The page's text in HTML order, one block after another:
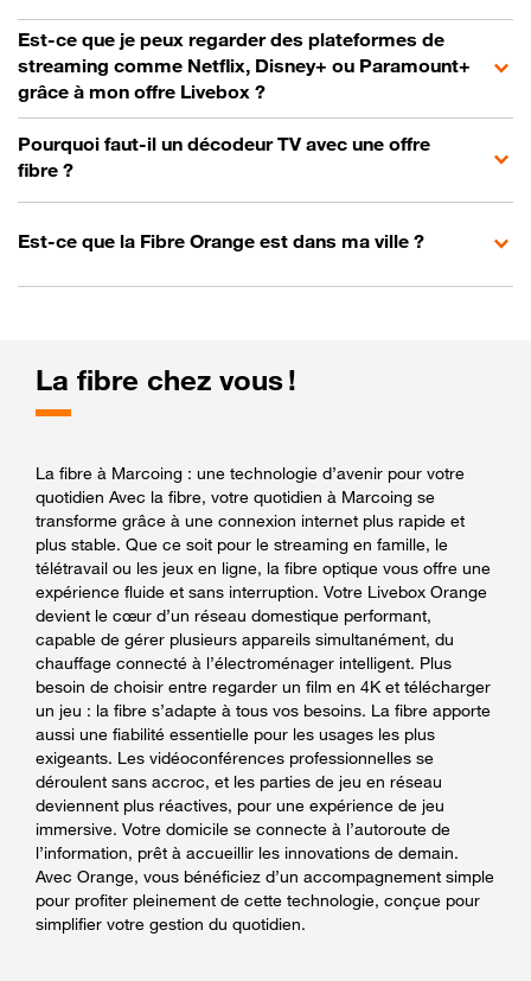
Est-ce que je peux regarder des plateformes de
streaming comme Netflix, Disney+ ou Paramount+
grâce à mon offre Livebox ?
Pourquoi faut-il un décodeur TV avec une offre
fibre ?
Est-ce que la Fibre Orange est dans ma ville ?
La fibre chez vous !
La fibre à Marcoing : une technologie d’avenir pour votre
quotidien Avec la fibre, votre quotidien à Marcoing se
transforme grâce à une connexion internet plus rapide et
plus stable. Que ce soit pour le streaming en famille, le
télétravail ou les jeux en ligne, la fibre optique vous offre une
expérience fluide et sans interruption. Votre Livebox Orange
devient le cœur d’un réseau domestique performant,
capable de gérer plusieurs appareils simultanément, du
chauffage connecté à l’électroménager intelligent. Plus
besoin de choisir entre regarder un film en 4K et télécharger
un jeu : la fibre s’adapte à tous vos besoins. La fibre apporte
aussi une fiabilité essentielle pour les usages les plus
exigeants. Les vidéoconférences professionnelles se
déroulent sans accroc, et les parties de jeu en réseau
deviennent plus réactives, pour une expérience de jeu
immersive. Votre domicile se connecte à l’autoroute de
l’information, prêt à accueillir les innovations de demain.
Avec Orange, vous bénéficiez d’un accompagnement simple
pour profiter pleinement de cette technologie, conçue pour
simplifier votre gestion du quotidien.